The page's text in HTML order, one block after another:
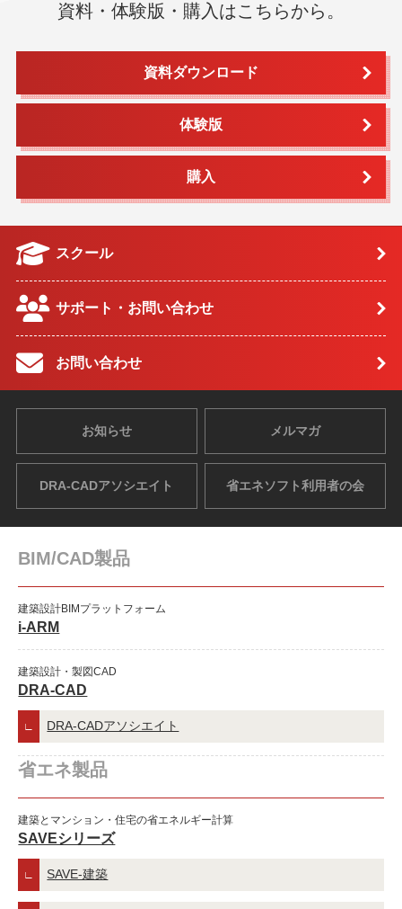
資料・体験版・購入はこちらから。
資料ダウンロード
体験版
購入
スクール
サポート・お問い合わせ
お問い合わせ
お知らせ メルマガ
DRA-CADアソシエイト 省エネソフト利用者の会
BIM/CAD製品
建築設計BIMプラットフォーム
i-ARM
建築設計・製図CAD
DRA-CAD
DRA-CADアソシエイト
省エネ製品
建築とマンション・住宅の省エネルギー計算
SAVEシリーズ
SAVE-建築